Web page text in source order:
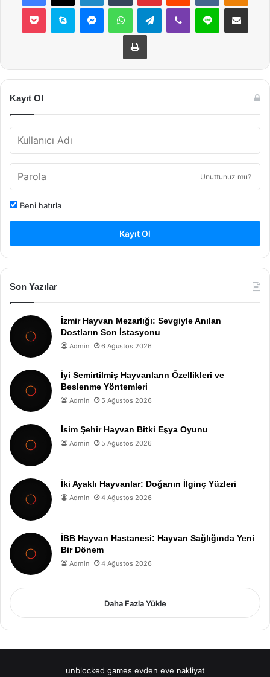
Pocket Skype MessengerWhatsAppTelegramViber Line E-Posta ile
Yazdır
Kayıt Ol
Unuttunuz mu?
Beni hatırla
Kayıt Ol
Son Yazılar
İzmir Hayvan Mezarlığı: Sevgiyle Anılan
Dostların Son İstasyonu
Admin 6 Ağustos 2026
İyi Semirtilmiş Hayvanların Özellikleri ve
Beslenme Yöntemleri
Admin 5 Ağustos 2026
İsim Şehir Hayvan Bitki Eşya Oyunu
Admin 5 Ağustos 2026
İki Ayaklı Hayvanlar: Doğanın İlginç Yüzleri
Admin 4 Ağustos 2026
İBB Hayvan Hastanesi: Hayvan Sağlığında Yeni
Bir Dönem
Admin 4 Ağustos 2026
Daha Fazla Yükle
unblocked games evden eve nakliyat